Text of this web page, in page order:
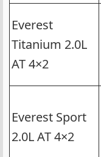
Everest
Titanium 2.0L
AT 4×2
Everest Sport
2.0L AT 4×2